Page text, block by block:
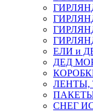
ЕЛИ и
ДЕД
ЛЕНТЫ,
СНЕГ